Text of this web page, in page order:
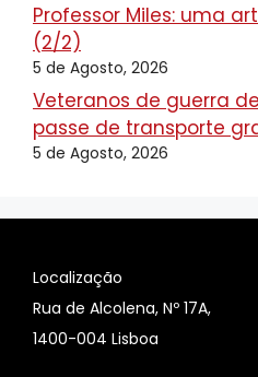
Professor Miles: uma
(2/2)
5 de Agosto, 2026
Veteranos de guerra
passe de transporte
5 de Agosto, 2026
Localização
Rua de Alcolena, Nº 17A,
1400-004 Lisboa